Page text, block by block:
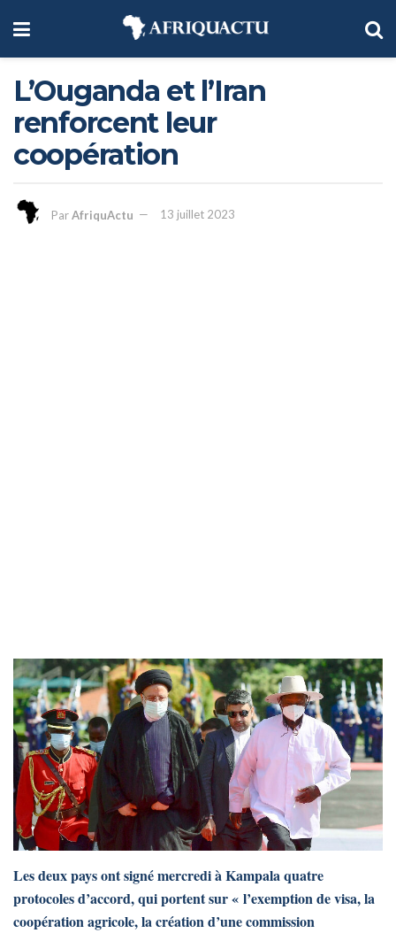
L’Ouganda et l’Iran
renforcent leur
coopération
ParAfriquActu 13 juillet 2023
Les deux pays ont signé mercredi à Kampala quatre
protocoles d’accord, qui portent sur « l’exemption de visa, la
coopération agricole, la création d’une commission